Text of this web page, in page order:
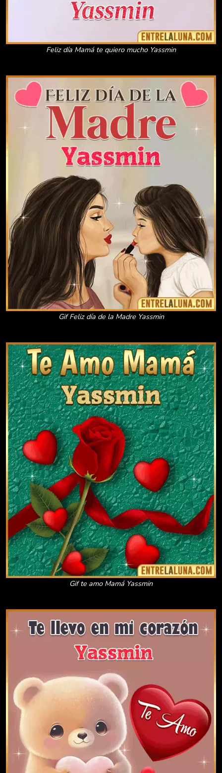
Feliz día Mamá te quiero mucho Yassmin
Gif Feliz día de la Madre Yassmin
Gif te amo Mamá Yassmin